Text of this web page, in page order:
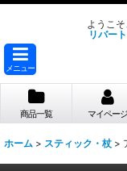
ようこ
リバー
メニュー
商品一覧 マイページ
ホーム > スティック・杖 >